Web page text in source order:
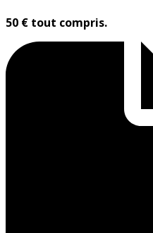
50 € tout compris.